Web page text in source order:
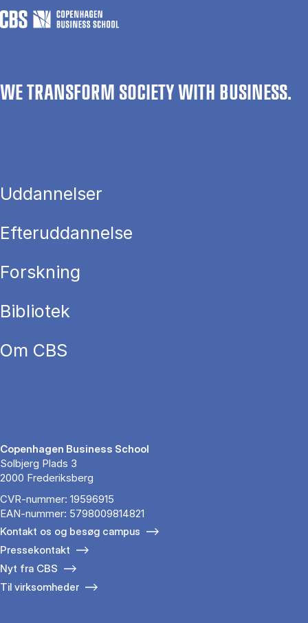
WE TRANSFORM SOCIETY WITH BUSINESS.
Uddannelser
Efteruddannelse
Forskning
Bibliotek
Om CBS
Copenhagen Business School
Solbjerg Plads 3
2000 Frederiksberg
CVR-nummer: 19596915
EAN-nummer: 5798009814821
Kontakt os og besøg campus
Pressekontakt
Nyt fra CBS
Til virksomheder